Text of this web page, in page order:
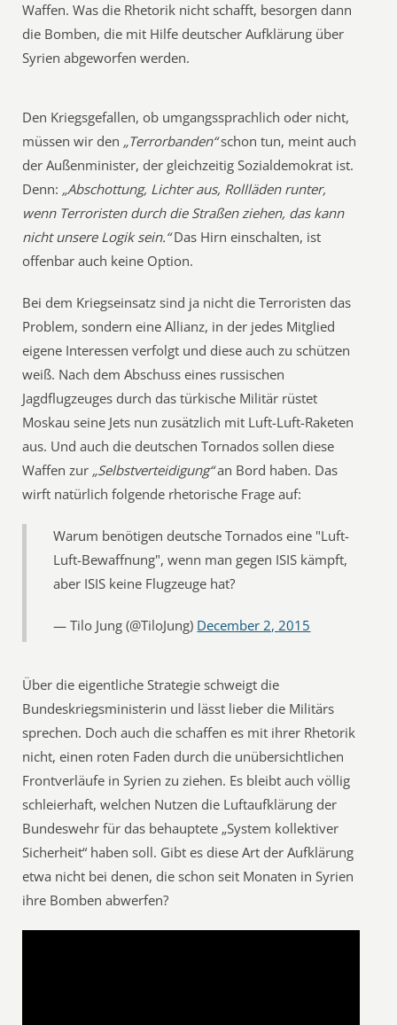
Waffen. Was die Rhetorik nicht schafft, besorgen dann
die Bomben, die mit Hilfe deutscher Aufklärung über
Syrien abgeworfen werden.
Den Kriegsgefallen, ob umgangssprachlich oder nicht,
müssen wir den „Terrorbanden“schon tun, meint auch
der Außenminister, der gleichzeitig Sozialdemokrat ist.
Denn: „Abschottung, Lichter aus, Rollläden runter,
wenn Terroristen durch die Straßen ziehen, das kann
nicht unsere Logik sein.“Das Hirn einschalten, ist
offenbar auch keine Option.
Bei dem Kriegseinsatz sind ja nicht die Terroristen das
Problem, sondern eine Allianz, in der jedes Mitglied
eigene Interessen verfolgt und diese auch zu schützen
weiß. Nach dem Abschuss eines russischen
Jagdflugzeuges durch das türkische Militär rüstet
Moskau seine Jets nun zusätzlich mit Luft-Luft-Raketen
aus. Und auch die deutschen Tornados sollen diese
Waffen zur „Selbstverteidigung“an Bord haben. Das
wirft natürlich folgende rhetorische Frage auf:
Warum benötigen deutsche Tornados eine "Luft-
Luft-Bewaffnung", wenn man gegen ISIS kämpft,
aber ISIS keine Flugzeuge hat?
— Tilo Jung (@TiloJung) December 2, 2015
Über die eigentliche Strategie schweigt die
Bundeskriegsministerin und lässt lieber die Militärs
sprechen. Doch auch die schaffen es mit ihrer Rhetorik
nicht, einen roten Faden durch die unübersichtlichen
Frontverläufe in Syrien zu ziehen. Es bleibt auch völlig
schleierhaft, welchen Nutzen die Luftaufklärung der
Bundeswehr für das behauptete „System kollektiver
Sicherheit“ haben soll. Gibt es diese Art der Aufklärung
etwa nicht bei denen, die schon seit Monaten in Syrien
ihre Bomben abwerfen?